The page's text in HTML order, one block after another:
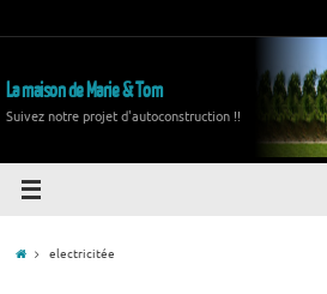
La maison de Marie & Tom
Suivez notre projet d'autoconstruction !!
electricitée